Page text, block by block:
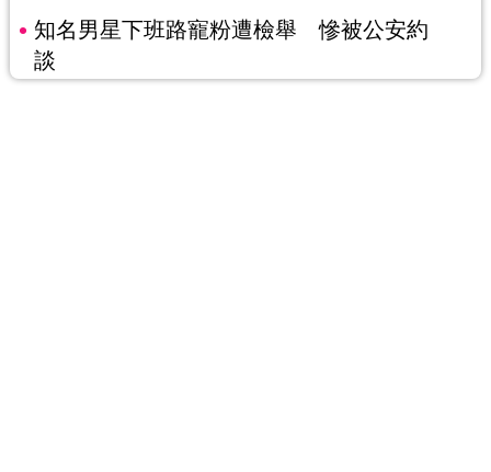
知名男星下班路寵粉遭檢舉 慘被公安約
談